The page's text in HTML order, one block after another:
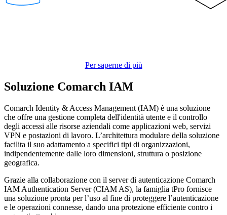
Per saperne di più
Soluzione Comarch IAM
Comarch Identity & Access Management (IAM) è una soluzione
che offre una gestione completa dell'identità utente e il controllo
degli accessi alle risorse aziendali come applicazioni web, servizi
VPN e postazioni di lavoro. L’architettura modulare della soluzione
facilita il suo adattamento a specifici tipi di organizzazioni,
indipendentemente dalle loro dimensioni, struttura o posizione
geografica.
Grazie alla collaborazione con il server di autenticazione Comarch
IAM Authentication Server (CIAM AS), la famiglia tPro fornisce
una soluzione pronta per l’uso al fine di proteggere l’autenticazione
e le operazioni connesse, dando una protezione efficiente contro i